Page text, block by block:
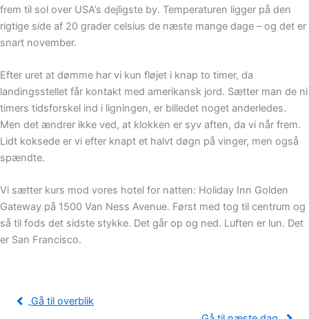
frem til sol over USA’s dejligste by. Temperaturen ligger på den
rigtige side af 20 grader celsius de næste mange dage – og det er
snart november.
Efter uret at dømme har vi kun fløjet i knap to timer, da
landingsstellet får kontakt med amerikansk jord. Sætter man de ni
timers tidsforskel ind i ligningen, er billedet noget anderledes.
Men det ændrer ikke ved, at klokken er syv aften, da vi når frem.
Lidt koksede er vi efter knapt et halvt døgn på vinger, men også
spændte.
Vi sætter kurs mod vores hotel for natten: Holiday Inn Golden
Gateway på 1500 Van Ness Avenue. Først med tog til centrum og
så til fods det sidste stykke. Det går op og ned. Luften er lun. Det
er San Francisco.
Gå til overblik